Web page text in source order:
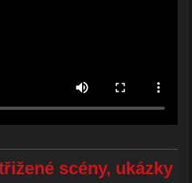
scény, ukázky